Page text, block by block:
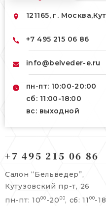
121165, г. Москва,
+7 495 215 06 86
info@belveder-e.ru
пн-пт: 10:00-20:00
сб: 11:00-18:00
вс: выходной
info@belveder-e.ru
Берсеневский
+7 495 477 45 43
info@belveder-e.ru
+7 495 215 06 86
Салон “Бельведер”,
Кутузовский пр-т, 26
пн-пт: 1000 -20 00, сб: 11 00-18